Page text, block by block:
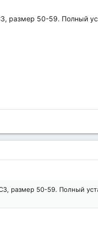
размер 50-59. Полный
размер 50-59. Полный